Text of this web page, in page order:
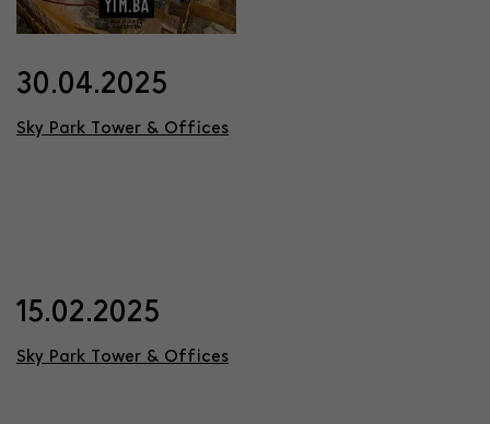
30.04.2025
Sky Park Tower & Offices
15.02.2025
Sky Park Tower & Offices